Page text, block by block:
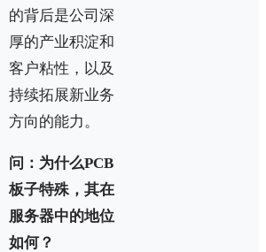
的背后是公司深
厚的产业积淀和
客户粘性，以及
持续拓展新业务
方向的能力。
问：为什么PCB
板子特殊，其在
服务器中的地位
如何？